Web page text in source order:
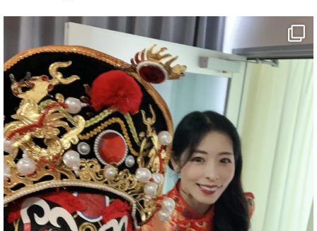
マジシャン派遣 パッションプリンセス【公式】
@comedy_illusion · 7 8月
お疲れ様です
ブログ更新しました
「マジシャン和歌山旅 白浜町・円月島」
#企業公式がお疲れ様を言い合う
#旅行好きな人と繋がりたい
#一人旅
#女性マジシャン
#出張マジック